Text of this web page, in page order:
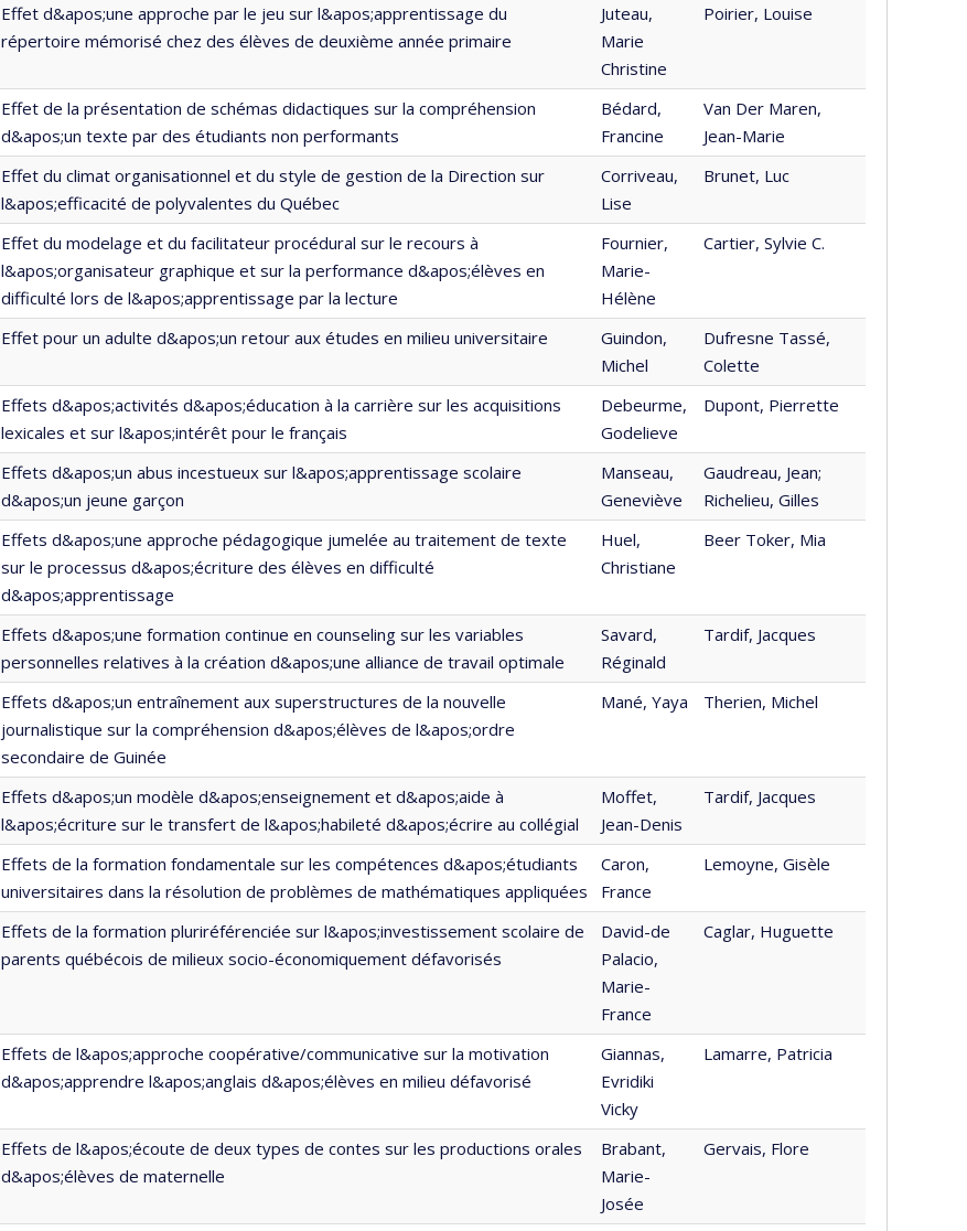
Effet d&apos;une approche par le jeu sur l&apos;apprentissage du
répertoire mémorisé chez des élèves de deuxième année primaire
Juteau,
Marie
Christine
Poirier, Louise
Effet de la présentation de schémas didactiques sur la compréhension
d&apos;un texte par des étudiants non performants
Bédard,
Francine
Van Der Maren,
Jean-Marie
Effet du climat organisationnel et du style de gestion de la Direction sur
l&apos;efficacité de polyvalentes du Québec
Corriveau,
Lise
Brunet, Luc
Effet du modelage et du facilitateur procédural sur le recours à
l&apos;organisateur graphique et sur la performance d&apos;élèves en
difficulté lors de l&apos;apprentissage par la lecture
Fournier,
Marie-
Hélène
Cartier, Sylvie C.
Effet pour un adulte d&apos;un retour aux études en milieu universitaire
Guindon,
Michel
Dufresne Tassé,
Colette
Effets d&apos;activités d&apos;éducation à la carrière sur les acquisitions
lexicales et sur l&apos;intérêt pour le français
Debeurme,
Godelieve
Dupont, Pierrette
Effets d&apos;un abus incestueux sur l&apos;apprentissage scolaire
d&apos;un jeune garçon
Manseau,
Geneviève
Gaudreau, Jean;
Richelieu, Gilles
Effets d&apos;une approche pédagogique jumelée au traitement de texte
sur le processus d&apos;écriture des élèves en difficulté
d&apos;apprentissage
Huel,
Christiane
Beer Toker, Mia
Effets d&apos;une formation continue en counseling sur les variables
personnelles relatives à la création d&apos;une alliance de travail optimale
Savard,
Réginald
Tardif, Jacques
Effets d&apos;un entraînement aux superstructures de la nouvelle
journalistique sur la compréhension d&apos;élèves de l&apos;ordre
secondaire de Guinée
Mané, Yaya Therien, Michel
Effets d&apos;un modèle d&apos;enseignement et d&apos;aide à
l&apos;écriture sur le transfert de l&apos;habileté d&apos;écrire au collégial
Moffet,
Jean-Denis
Tardif, Jacques
Effets de la formation fondamentale sur les compétences d&apos;étudiants
universitaires dans la résolution de problèmes de mathématiques appliquées
Caron,
France
Lemoyne, Gisèle
Effets de la formation pluriréférenciée sur l&apos;investissement scolaire de
parents québécois de milieux socio-économiquement défavorisés
David-de
Palacio,
Marie-
France
Caglar, Huguette
Effets de l&apos;approche coopérative/communicative sur la motivation
d&apos;apprendre l&apos;anglais d&apos;élèves en milieu défavorisé
Giannas,
Evridiki
Vicky
Lamarre, Patricia
Effets de l&apos;écoute de deux types de contes sur les productions orales
d&apos;élèves de maternelle
Brabant,
Marie-
Josée
Gervais, Flore